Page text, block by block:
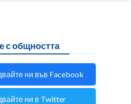
с общността
ни във Facebook
ни в Twitter